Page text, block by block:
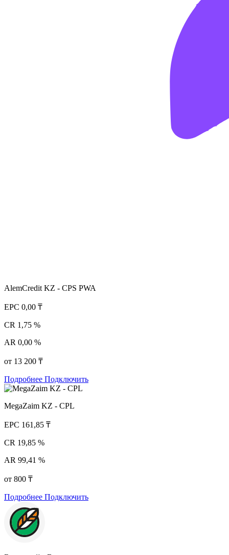
AlemCredit KZ - CPS PWA
EPC 0,00 ₸
CR 1,75 %
AR 0,00 %
от 13 200 ₸
Подробнее Подключить
MegaZaim KZ - CPL
EPC 161,85 ₸
CR 19,85 %
AR 99,41 %
от 800 ₸
Подробнее Подключить